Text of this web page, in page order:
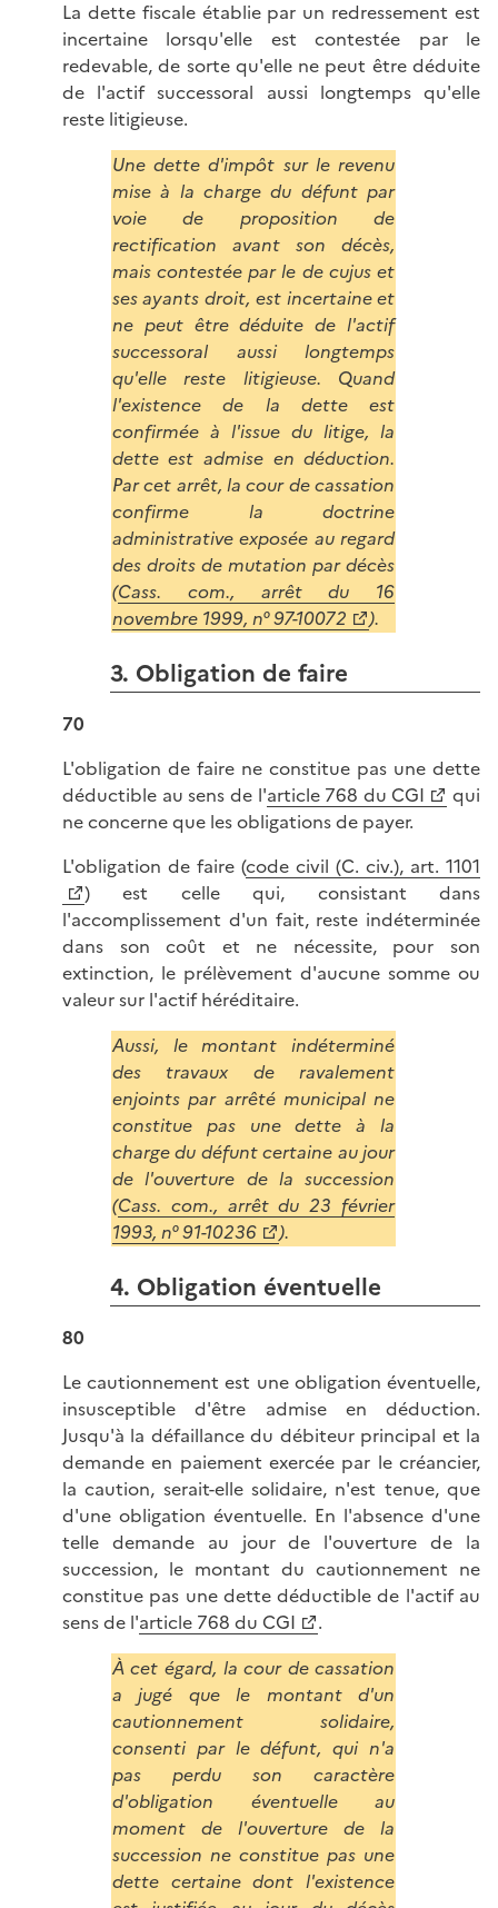
La dette fiscale établie par un redressement est
incertaine lorsqu'elle est contestée par le
redevable, de sorte qu'elle ne peut être déduite
de l'actif successoral aussi longtemps qu'elle
reste litigieuse.
Une dette d'impôt sur le revenu
mise à la charge du défunt par
voie de proposition de
rectification avant son décès,
mais contestée par le de cujus et
ses ayants droit, est incertaine et
ne peut être déduite de l'actif
successoral aussi longtemps
qu'elle reste litigieuse. Quand
l'existence de la dette est
confirmée à l'issue du litige, la
dette est admise en déduction.
Par cet arrêt, la cour de cassation
confirme la doctrine
administrative exposée au regard
des droits de mutation par décès
(Cass. com., arrêt du 16
novembre 1999, n° 97-10072
).
3. Obligation de faire
70
L'obligation de faire ne constitue pas une dette
déductible au sens de l'article 768 du CGI
qui
ne concerne que les obligations de payer.
L'obligation de faire (code civil (C. civ.), art. 1101
) est celle qui, consistant dans
l'accomplissement d'un fait, reste indéterminée
dans son coût et ne nécessite, pour son
extinction, le prélèvement d'aucune somme ou
valeur sur l'actif héréditaire.
Aussi, le montant indéterminé
des travaux de ravalement
enjoints par arrêté municipal ne
constitue pas une dette à la
charge du défunt certaine au jour
de l'ouverture de la succession
(Cass. com., arrêt du 23 février
1993, n° 91-10236
).
4. Obligation éventuelle
80
Le cautionnement est une obligation éventuelle,
insusceptible d'être admise en déduction.
Jusqu'à la défaillance du débiteur principal et la
demande en paiement exercée par le créancier,
la caution, serait-elle solidaire, n'est tenue, que
d'une obligation éventuelle. En l'absence d'une
telle demande au jour de l'ouverture de la
succession, le montant du cautionnement ne
constitue pas une dette déductible de l'actif au
sens de l'article 768 du CGI
.
À cet égard, la cour de cassation
a jugé que le montant d'un
cautionnement solidaire,
consenti par le défunt, qui n'a
pas perdu son caractère
d'obligation éventuelle au
moment de l'ouverture de la
succession ne constitue pas une
dette certaine dont l'existence